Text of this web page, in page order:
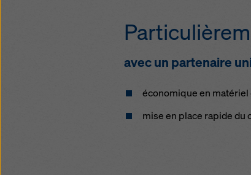
avec un partenaire
économique en matériel
mise en place rapide du